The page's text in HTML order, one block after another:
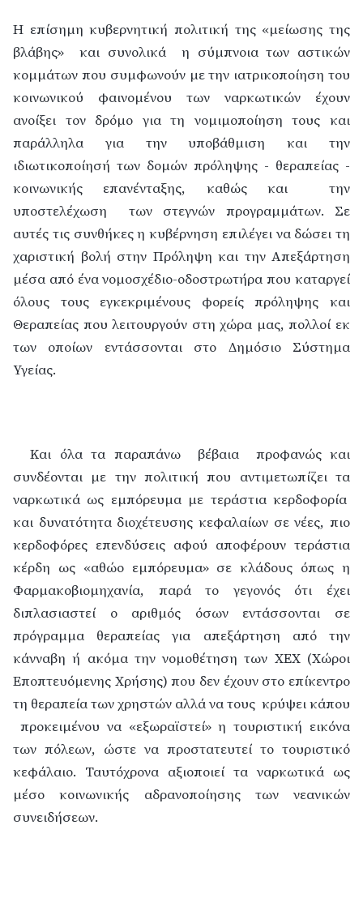
Η επίσημη κυβερνητική πολιτική της «μείωσης της
βλάβης»
και συνολικά
η σύμπνοια των αστικών
κομμάτων που συμφωνούν με την ιατρικοποίηση του
κοινωνικού φαινομένου των ναρκωτικών έχουν
ανοίξει τον δρόμο για τη νομιμοποίηση τους και
παράλληλα για την υποβάθμιση και την
ιδιωτικοποίησή των δομών πρόληψης - θεραπείας -
κοινωνικής επανένταξης, καθώς και
την
υποστελέχωση
των στεγνών προγραμμάτων. Σε
αυτές τις συνθήκες η κυβέρνηση επιλέγει να δώσει τη
χαριστική βολή στην Πρόληψη και την Απεξάρτηση
μέσα από ένα νομοσχέδιο-οδοστρωτήρα που καταργεί
όλους τους εγκεκριμένους φορείς πρόληψης και
Θεραπείας που λειτουργούν στη χώρα μας, πολλοί εκ
των οποίων εντάσσονται στο Δημόσιο Σύστημα
Υγείας.
Και όλα τα παραπάνω βέβαια
προφανώς και
συνδέονται με την πολιτική που αντιμετωπίζει τα
ναρκωτικά ως εμπόρευμα με τεράστια κερδοφορία
και δυνατότητα διοχέτευσης κεφαλαίων σε νέες, πιο
κερδοφόρες επενδύσεις αφού αποφέρουν τεράστια
κέρδη ως «αθώο εμπόρευμα» σε κλάδους όπως η
Φαρμακοβιομηχανία, παρά το γεγονός ότι έχει
διπλασιαστεί ο αριθμός όσων εντάσσονται σε
πρόγραμμα θεραπείας για απεξάρτηση από την
κάνναβη ή ακόμα την νομοθέτηση των ΧΕΧ (Χώροι
Εποπτευόμενης Χρήσης) που δεν έχουν στο επίκεντρο
τη θεραπεία των χρηστών αλλά να τους κρύψει κάπου
προκειμένου να «εξωραϊστεί» η τουριστική εικόνα
των πόλεων, ώστε να προστατευτεί το τουριστικό
κεφάλαιο. Ταυτόχρονα αξιοποιεί τα ναρκωτικά ως
μέσο κοινωνικής αδρανοποίησης των νεανικών
συνειδήσεων.